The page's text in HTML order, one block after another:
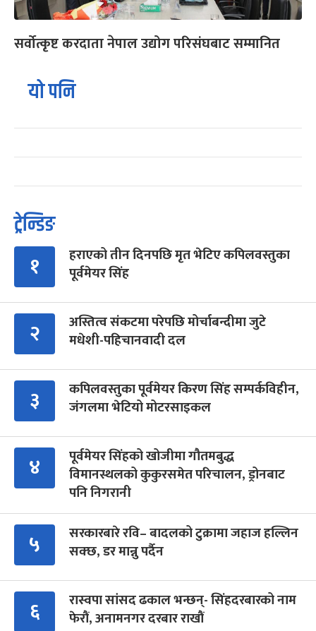
सर्वोत्कृष्ट करदाता नेपाल उद्योग परिसंघबाट सम्मानित
यो पनि
ट्रेन्डिङ
१
हराएको तीन दिनपछि मृत भेटिए कपिलवस्तुका
पूर्वमेयर सिंह
२
अस्तित्व संकटमा परेपछि मोर्चाबन्दीमा जुटे
मधेशी-पहिचानवादी दल
३
कपिलवस्तुका पूर्वमेयर किरण सिंह सम्पर्कविहीन,
जंगलमा भेटियो मोटरसाइकल
४
पूर्वमेयर सिंहको खोजीमा गौतमबुद्ध
विमानस्थलको कुकुरसमेत परिचालन, ड्रोनबाट
पनि निगरानी
५
सरकारबारे रवि– बादलको टुक्रामा जहाज हल्लिन
सक्छ, डर मान्नु पर्दैन
६
रास्वपा सांसद ढकाल भन्छन्- सिंहदरबारको नाम
फेरौं, अनामनगर दरबार राखौं